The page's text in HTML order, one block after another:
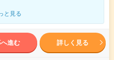
と見る
進む 詳しく見る